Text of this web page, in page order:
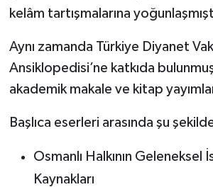
kelâm tartışmalarına
Aynı zamanda Türkiye Diyanet
Ansiklopedisi’ne katkıda
akademik makale ve kitap
Başlıca eserleri arasında şu
Osmanlı Halkının Geleneksel
Kaynakları